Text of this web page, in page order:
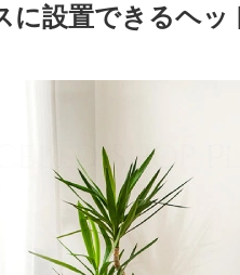
に設置できるヘッ